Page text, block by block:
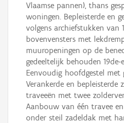
Vlaamse pannen), thans
woningen. Bepleisterde en
volgens archiefstukken van
bovenvensters met
muuropeningen op de
gedeeltelijk behouden
Eenvoudig hoofdgestel met
Verankerde en bepleisterde
traveeën met twee
Aanbouw van één travee
onder steil zadeldak met